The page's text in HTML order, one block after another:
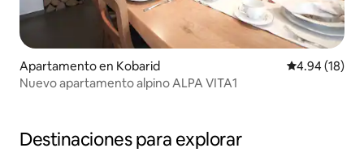
Apartamento en Kobarid Calificación
4.94 (18)
Nuevo apartamento alpino ALPA VITA1
Destinaciones para explorar